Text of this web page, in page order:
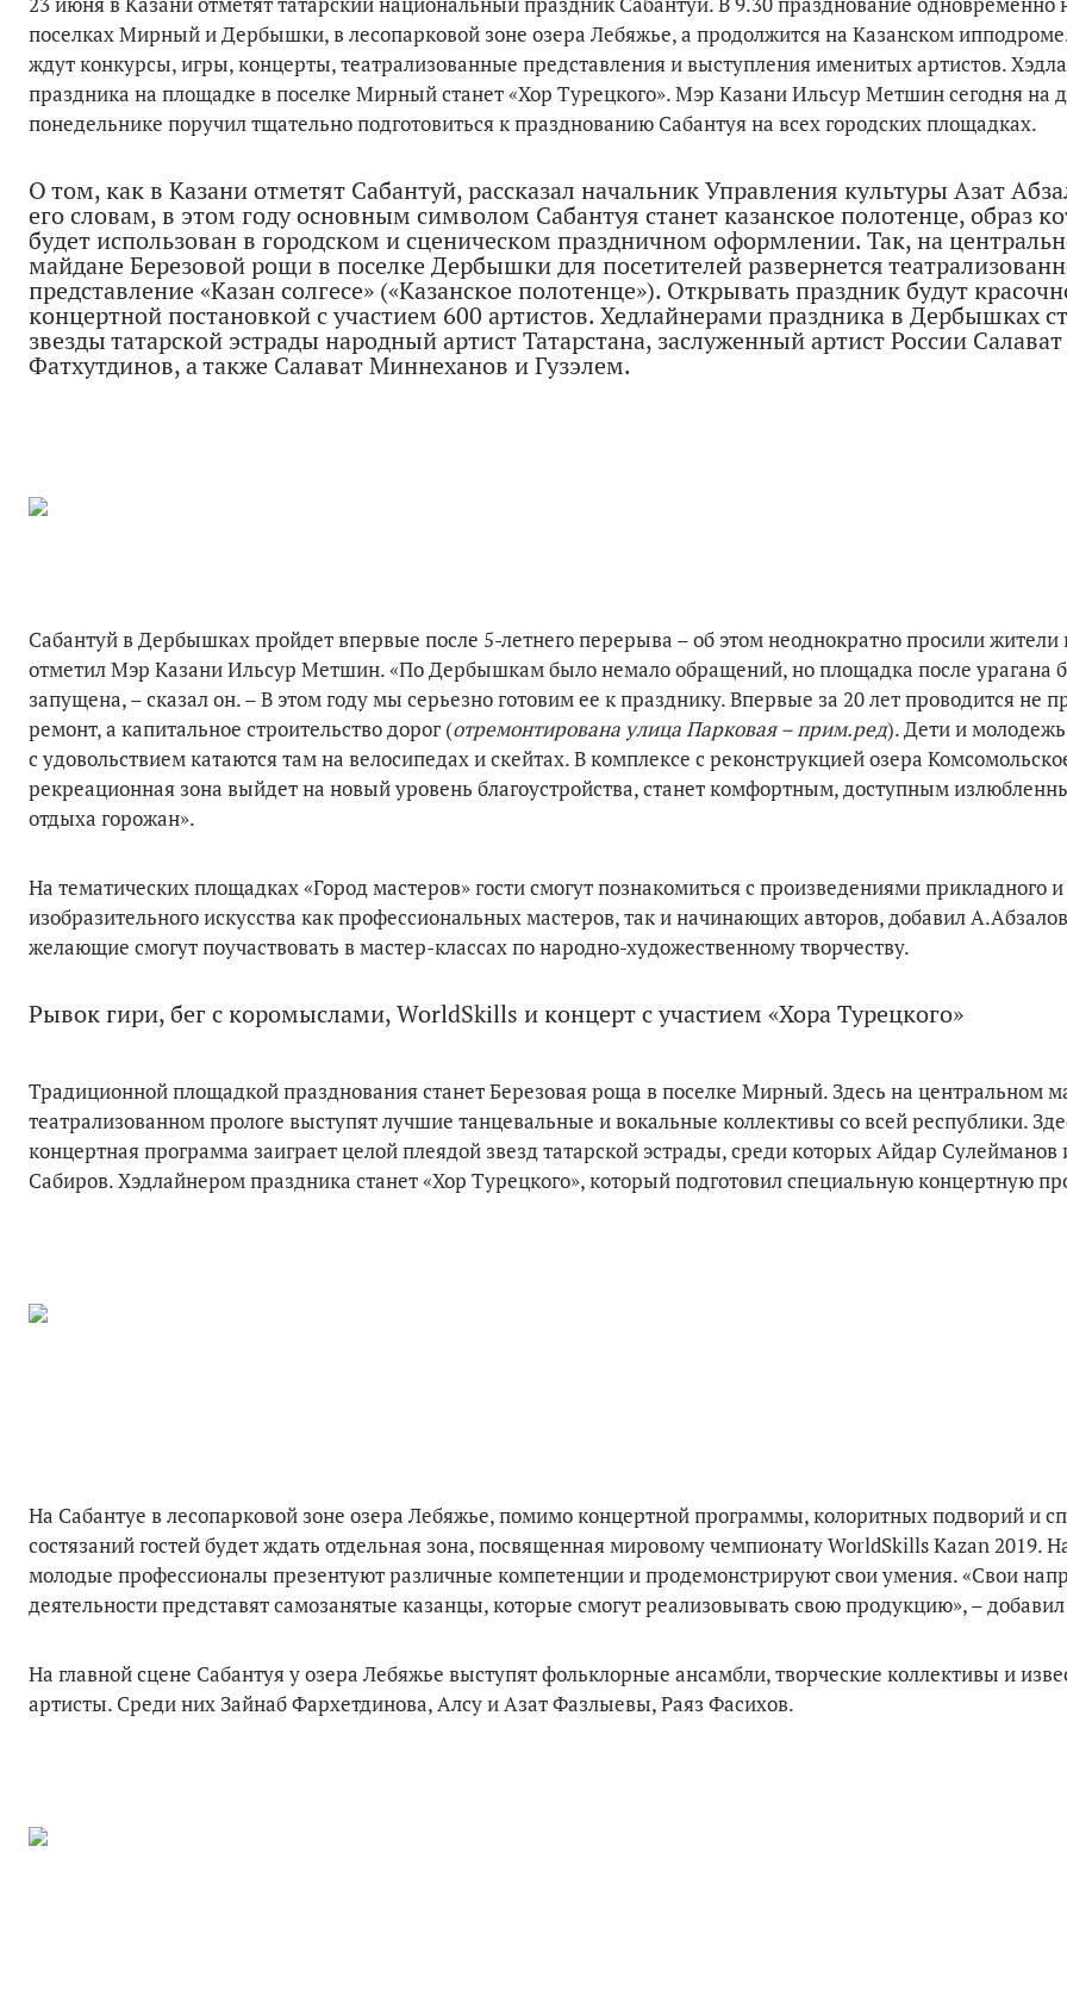
поселках Мирный и Дербышки, в лесопарковой зоне озера Лебяжье, а продолжится на Казанском
ждут конкурсы, игры, концерты, театрализованные представления и выступления именитых артистов.
праздника на площадке в поселке Мирный станет «Хор Турецкого». Мэр Казани Ильсур Метшин сегодня на
понедельнике поручил тщательно подготовиться к празднованию Сабантуя на всех городских площадках.
О том, как в Казани отметят Сабантуй, рассказал начальник Управления культуры Азат
его словам, в этом году основным символом Сабантуя станет казанское полотенце, образ
будет использован в городском и сценическом праздничном оформлении. Так, на
майдане Березовой рощи в поселке Дербышки для посетителей развернется
представление «Казан солгесе» («Казанское полотенце»). Открывать праздник будут
концертной постановкой с участием 600 артистов. Хедлайнерами праздника в Дербышках
звезды татарской эстрады народный артист Татарстана, заслуженный артист России Салават
Фатхутдинов, а также Салават Миннеханов и Гузэлем.
Сабантуй в Дербышках пройдет впервые после 5-летнего перерыва – об этом неоднократно просили жители
отметил Мэр Казани Ильсур Метшин. «По Дербышкам было немало обращений, но площадка после урагана
запущена, – сказал он. – В этом году мы серьезно готовим ее к празднику. Впервые за 20 лет проводится не
ремонт, а капитальное строительство дорог (отремонтирована улица Парковая – прим.ред). Дети и
с удовольствием катаются там на велосипедах и скейтах. В комплексе с реконструкцией озера
рекреационная зона выйдет на новый уровень благоустройства, станет комфортным, доступным
отдыха горожан».
На тематических площадках «Город мастеров» гости смогут познакомиться с произведениями прикладного и
изобразительного искусства как профессиональных мастеров, так и начинающих авторов, добавил
желающие смогут поучаствовать в мастер-классах по народно-художественному творчеству.
Рывок гири, бег с коромыслами, WorldSkills и концерт с участием «Хора Турецкого»
Традиционной площадкой празднования станет Березовая роща в поселке Мирный. Здесь на центральном
театрализованном прологе выступят лучшие танцевальные и вокальные коллективы со всей республики.
концертная программа заиграет целой плеядой звезд татарской эстрады, среди которых Айдар Сулейманов
Сабиров. Хэдлайнером праздника станет «Хор Турецкого», который подготовил специальную концертную
На Сабантуе в лесопарковой зоне озера Лебяжье, помимо концертной программы, колоритных подворий и
состязаний гостей будет ждать отдельная зона, посвященная мировому чемпионату WorldSkills Kazan 2019.
молодые профессионалы презентуют различные компетенции и продемонстрируют свои умения. «Свои
деятельности представят самозанятые казанцы, которые смогут реализовывать свою продукцию», –
На главной сцене Сабантуя у озера Лебяжье выступят фольклорные ансамбли, творческие коллективы и
артисты. Среди них Зайнаб Фархетдинова, Алсу и Азат Фазлыевы, Раяз Фасихов.